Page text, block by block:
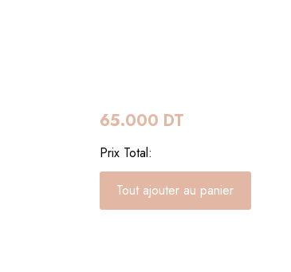
65.000 DT
Prix Total: